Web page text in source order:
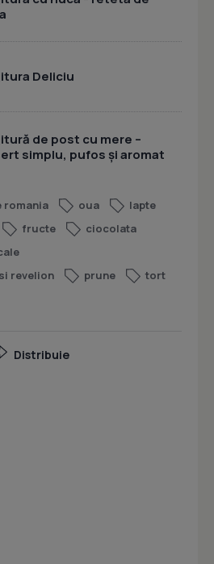
Deliciu
de post cu mere –
simplu, pufos și aromat
romania oua
lapte
fructe
ciocolata
revelion
prune tort
Distribuie